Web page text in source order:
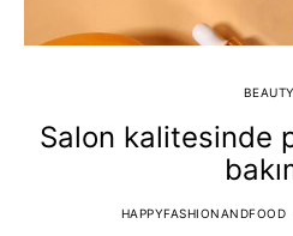
BEAUTY
Salon kalitesinde
HAPPYFASHIONANDFOOD